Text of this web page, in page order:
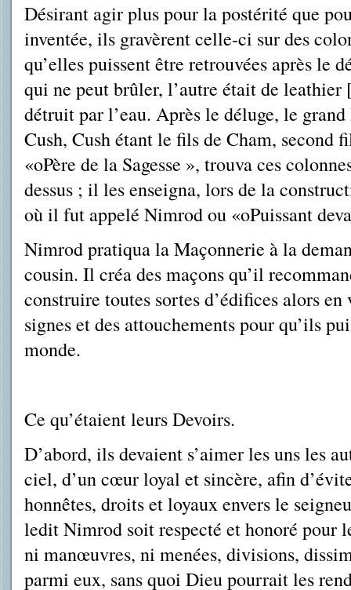
Désirant agir plus pour la postérité que
inventée, ils gravèrent celle-ci sur des
qu’elles puissent être retrouvées après le
qui ne peut brûler, l’autre était de
détruit par l’eau. Après le déluge, le
Cush, Cush étant le fils de Cham, second
«oPère de la Sagesse », trouva ces
dessus ; il les enseigna, lors de la
où il fut appelé Nimrod ou «oPuissant
Nimrod pratiqua la Maçonnerie à la
cousin. Il créa des maçons qu’il
cons­truire toutes sortes d’édifices alors
signes et des attouchements pour qu’ils
monde.
Ce qu’étaient leurs Devoirs.
D’abord, ils devaient s’aimer les uns les
ciel, d’un cœur loyal et sincère, afin
honnêtes, droits et loyaux envers le
ledit Nimrod soit respecté et honoré pour
ni manœuvres, ni menées, divisions,
parmi eux, sans quoi Dieu pourrait les